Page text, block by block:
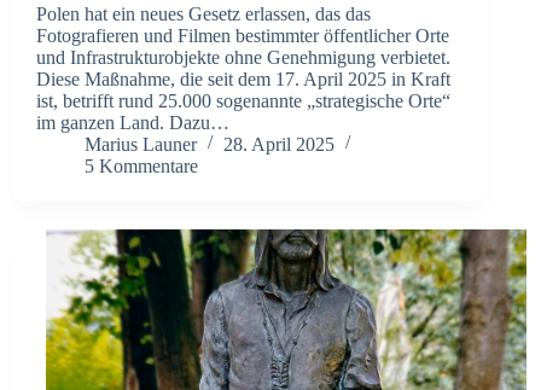
Polen hat ein neues Gesetz erlassen, das das
Fotografieren und Filmen bestimmter öffentlicher Orte
und Infrastrukturobjekte ohne Genehmigung verbietet.
Diese Maßnahme, die seit dem 17. April 2025 in Kraft
ist, betrifft rund 25.000 sogenannte „strategische Orte“
im ganzen Land. Dazu…
Marius Launer
28. April 2025
5 Kommentare